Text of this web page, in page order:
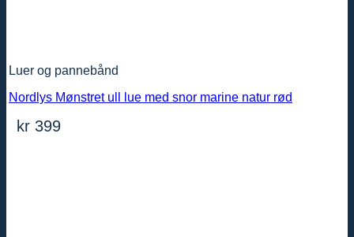
Luer og pannebånd
Nordlys Mønstret ull lue med snor marine natur rød
kr 399